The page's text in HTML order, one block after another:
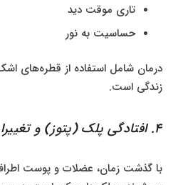
تاری موقت دید
حساسیت به نور
درمان شامل استفاده از قطره‌های
زندگی است.
۴. افتادگی پلک (پتوز) و تغییرات ظاهری اطراف چشم
با گذشت زمان، عضلات و پوست